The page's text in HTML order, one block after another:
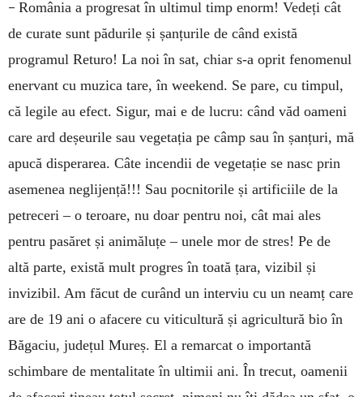
– România a progresat în ultimul timp enorm! Vedeți cât
de curate sunt pădurile și șanțurile de când există
programul Returo! La noi în sat, chiar s-a oprit fenomenul
enervant cu muzica tare, în weekend. Se pare, cu timpul,
că legile au efect. Sigur, mai e de lucru: când văd oameni
care ard deșeurile sau vegetația pe câmp sau în șanțuri, mă
apucă disperarea. Câte incendii de vegetație se nasc prin
asemenea neglijență!!! Sau pocnitorile și artificiile de la
petreceri – o teroare, nu doar pentru noi, cât mai ales
pentru pasăret și animăluțe – unele mor de stres! Pe de
altă parte, există mult progres în toată țara, vizibil și
invizibil. Am făcut de curând un interviu cu un neamț care
are de 19 ani o afacere cu viticultură și agricultură bio în
Băgaciu, județul Mureș. El a remarcat o importantă
schimbare de mentalitate în ultimii ani. În trecut, oamenii